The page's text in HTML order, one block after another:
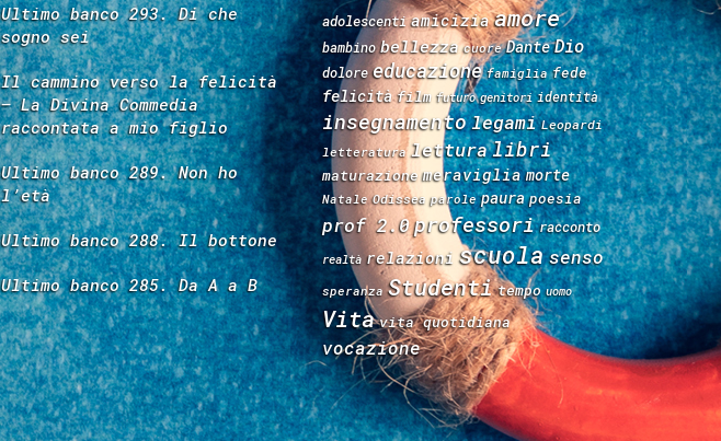
Ultimo banco 293. Di che
sogno sei
Il cammino verso la felicità
– La Divina Commedia
raccontata a mio figlio
Ultimo banco 289. Non ho
l’età
Ultimo banco 288. Il bottone
Ultimo banco 285. Da A a B
adolescenti amicizia amore
bambino bellezza cuore Dante Dio
dolore educazione famiglia fede
felicità film futuro genitori identità
insegnamentolegami Leopardi
letteratura letturalibri
maturazione meraviglia morte
Natale Odissea parole paura poesia
prof 2.0professori racconto
realtà relazioni scuola senso
speranza Studenti tempo uomo
Vita vita quotidiana
vocazione